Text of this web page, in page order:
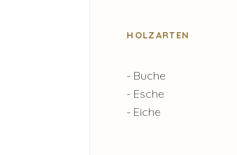
HOLZARTEN
- Buche
- Esche
- Eiche